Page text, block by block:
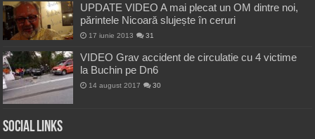
UPDATE VIDEO A mai plecat un OM dintre noi,
părintele Nicoară slujește în ceruri
17 iunie 2013 31
VIDEO Grav accident de circulatie cu 4 victime
la Buchin pe Dn6
14 august 2017 30
Social Links